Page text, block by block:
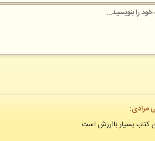
مرادی:
کتاب بسیار باارزش است